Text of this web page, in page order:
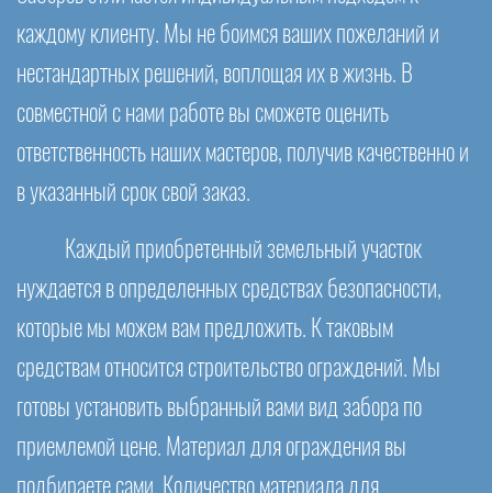
каждому клиенту. Мы не боимся ваших пожеланий и
нестандартных решений, воплощая их в жизнь. В
совместной с нами работе вы сможете оценить
ответственность наших мастеров, получив качественно и
в указанный срок свой заказ.
Каждый приобретенный земельный участок
нуждается в определенных средствах безопасности,
которые мы можем вам предложить. К таковым
средствам относится строительство ограждений. Мы
готовы установить выбранный вами вид забора по
приемлемой цене. Материал для ограждения вы
подбираете сами. Количество материала для